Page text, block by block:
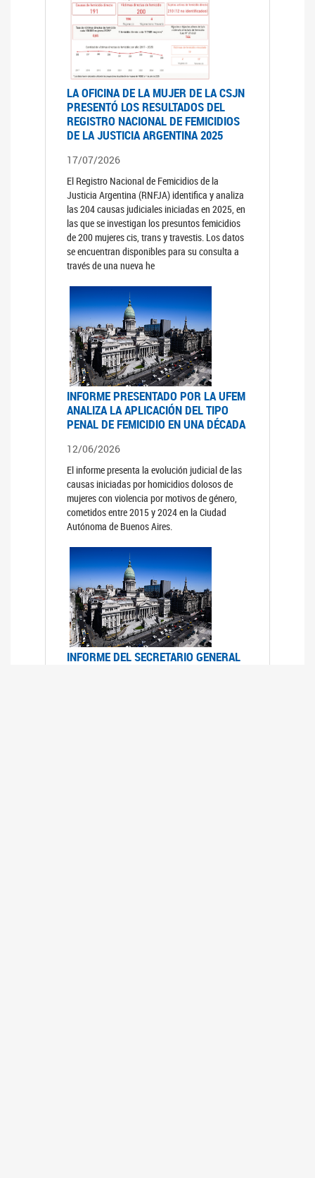
LA OFICINA DE LA MUJER DE LA CSJN
PRESENTÓ LOS RESULTADOS DEL
REGISTRO NACIONAL DE FEMICIDIOS
DE LA JUSTICIA ARGENTINA 2025
17/07/2026
El Registro Nacional de Femicidios de la
Justicia Argentina (RNFJA) identifica y analiza
las 204 causas judiciales iniciadas en 2025, en
las que se investigan los presuntos femicidios
de 200 mujeres cis, trans y travestis. Los datos
se encuentran disponibles para su consulta a
través de una nueva he
INFORME PRESENTADO POR LA UFEM
ANALIZA LA APLICACIÓN DEL TIPO
PENAL DE FEMICIDIO EN UNA DÉCADA
12/06/2026
El informe presenta la evolución judicial de las
causas iniciadas por homicidios dolosos de
mujeres con violencia por motivos de género,
cometidos entre 2015 y 2024 en la Ciudad
Autónoma de Buenos Aires.
INFORME DEL SECRETARIO GENERAL